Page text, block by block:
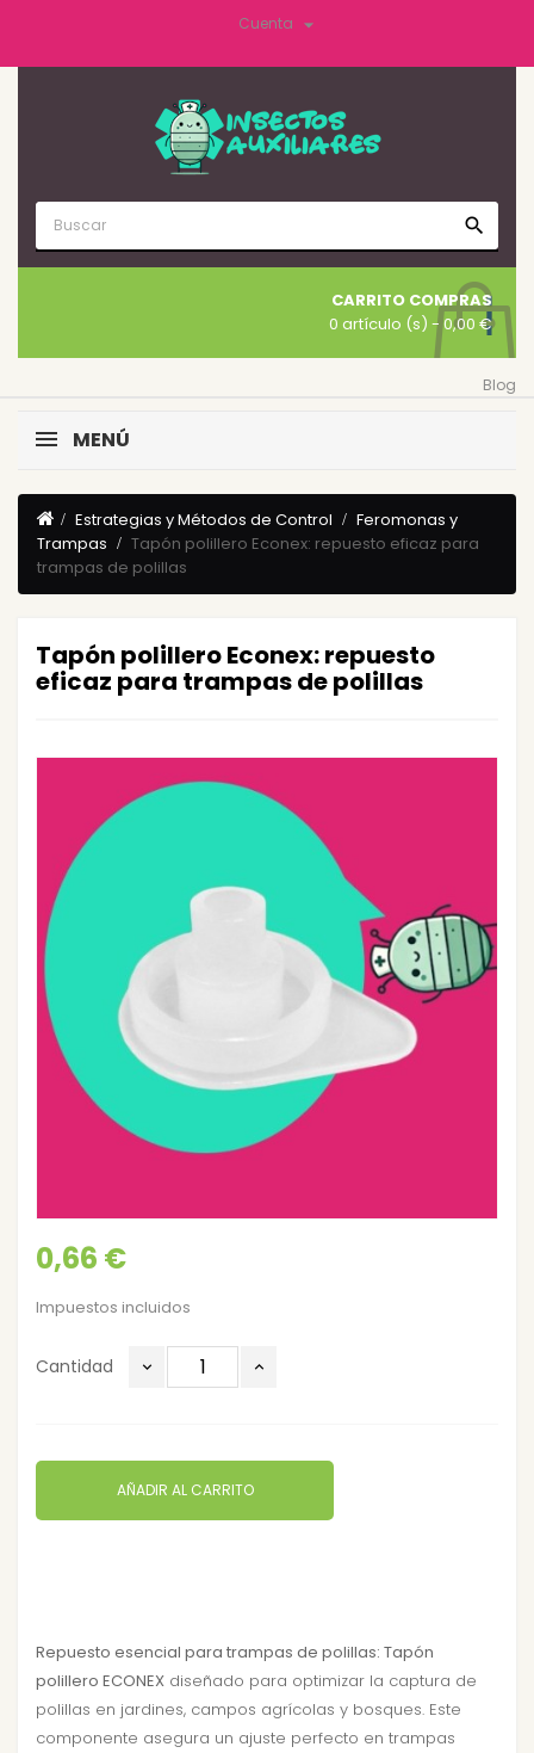
Cuenta 
search
CARRITO COMPRAS
0 artículo (s) - 0,00 €
Blog
MENÚ
Estrategias y Métodos de Control
Feromonas y
Trampas
Tapón polillero Econex: repuesto eficaz para
trampas de polillas
Tapón polillero Econex: repuesto
eficaz para trampas de polillas
0,66 €
Impuestos incluidos
Cantidad
AÑADIR AL CARRITO
Repuesto esencial para trampas de polillas: Tapón
polillero ECONEX diseñado para optimizar la captura de
polillas en jardines, campos agrícolas y bosques. Este
componente asegura un ajuste perfecto en trampas